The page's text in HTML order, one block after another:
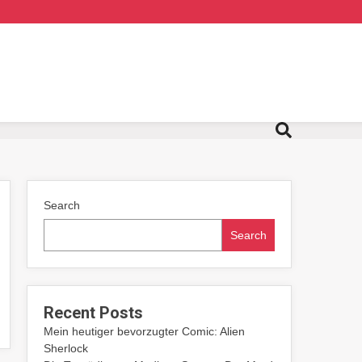
Search
Search
Recent Posts
Mein heutiger bevorzugter Comic: Alien
Sherlock